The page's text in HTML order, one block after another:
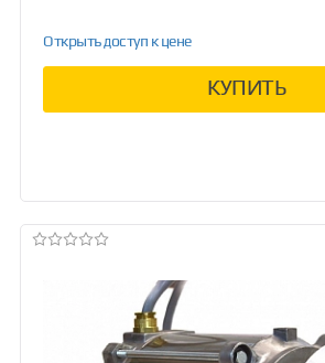
Открыть доступ к цене
КУПИТЬ